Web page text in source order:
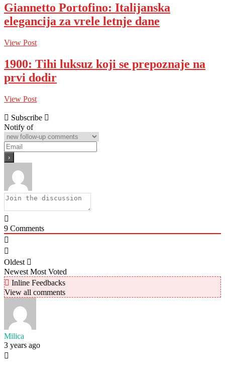
Giannetto Portofino: Italijanska
elegancija za vrele letnje dane
View Post
1900: Tihi luksuz koji se prepoznaje na
prvi dodir
View Post
Subscribe
Notify of
9 Comments
Oldest
Newest Most Voted
Inline Feedbacks
View all comments
Milica
3 years ago